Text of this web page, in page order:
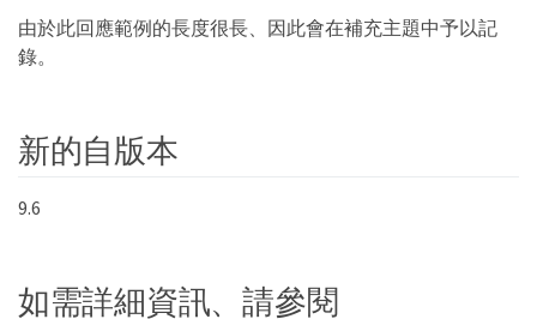
由於此回應範例的長度很長、因此會在補充主題中予以記
錄。
新的自版本
9.6
如需詳細資訊、請參閱